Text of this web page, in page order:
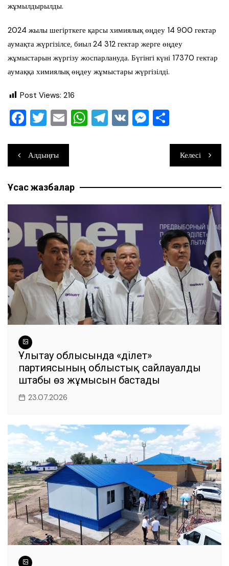
жұмылдырылды.
2024 жылы шегірткеге қарсы химиялық өңдеу 14 900 гектар
аумақта жүргізілсе, биыл 24 312 гектар жерге өңдеу
жұмыстарын жүргізу жоспарлануда. Бүгінгі күні 17370 гектар
аумаққа химиялық өңдеу жұмыстары жүргізілді.
Post Views: 216
F
c
e
b
o
T
tt
er
E
ai
l
W
A
p
T
a
m
V M
n
g
ра
ви
ть
Навигация
по
записям
Алдыңғы Келесі
Ұқсас жазбалар
Ұлытау облысында «Әділет»
партиясының облыстық сайлауалды
штабы өз жұмысын бастады
23.07.2026